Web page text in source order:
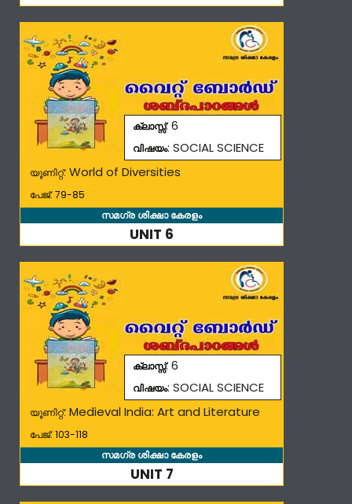
ക്ലാസ്സ്: 6
വിഷയം: SOCIAL SCIENCE
യൂണിറ്റ്: World of Diversities
പേജ്: 79-85
സമഗ്ര ശിക്ഷാ കേരളം
UNIT 6
ക്ലാസ്സ്: 6
വിഷയം: SOCIAL SCIENCE
യൂണിറ്റ്: Medieval India: Art and Literature
പേജ്: 103-118
സമഗ്ര ശിക്ഷാ കേരളം
UNIT 7